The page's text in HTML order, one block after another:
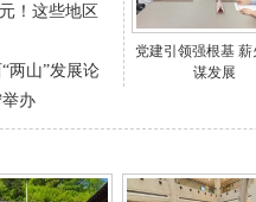
！这些地区
两山”发展论
办
党建引领强根基 薪
谋发展